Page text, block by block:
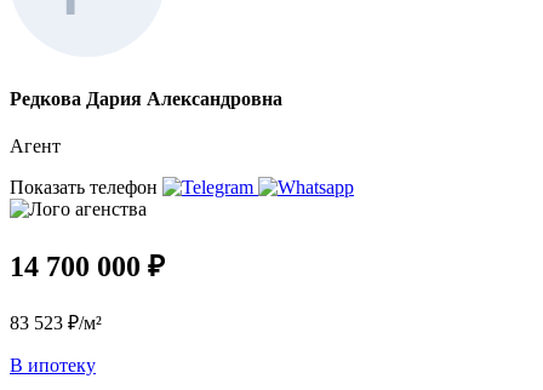
Редкова Дария Александровна
Агент
Показать телефон
14 700 000 ₽
83 523 ₽/м²
В ипотеку